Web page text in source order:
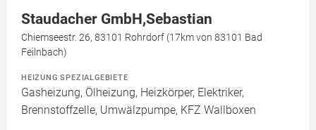
Staudacher GmbH,Sebastian
Chiemseestr. 26, 83101 Rohrdorf (17km von 83101 Bad
Feilnbach)
HEIZUNG SPEZIALGEBIETE
Gasheizung, Ölheizung, Heizkörper, Elektriker,
Brennstoffzelle, Umwälzpumpe, KFZ Wallboxen